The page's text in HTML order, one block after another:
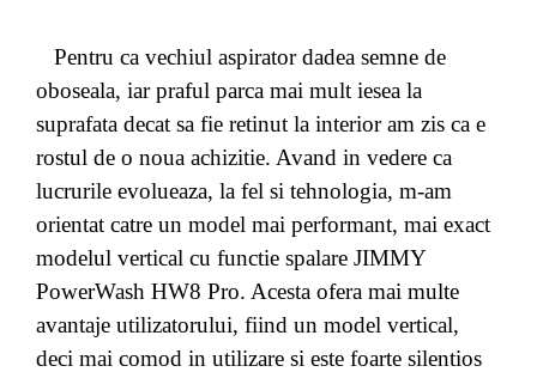
Pentru ca vechiul aspirator dadea semne de
oboseala, iar praful parca mai mult iesea la
suprafata decat sa fie retinut la interior am zis ca e
rostul de o noua achizitie. Avand in vedere ca
lucrurile evolueaza, la fel si tehnologia, m-am
orientat catre un model mai performant, mai exact
modelul vertical cu functie spalare JIMMY
PowerWash HW8 Pro. Acesta ofera mai multe
avantaje utilizatorului, fiind un model vertical,
deci mai comod in utilizare si este foarte silentios